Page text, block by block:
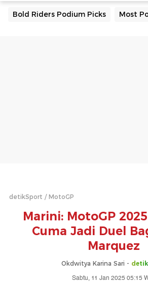
Bold Riders Podium Picks Most
detikSport MotoGP
Marini: MotoGP
Cuma Jadi Duel
Marquez
Okdwitya Karina Sari -
Sabtu, 11 Jan 2025 05:15